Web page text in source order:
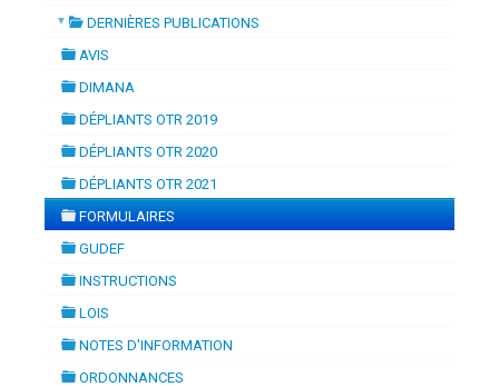
ACTUALITES
Toute l'actualité!
mardi, 14 juillet 2026 10:30
▼ DERNIÈRES PUBLICATIONS
AVIS
DIMANA
DÉPLIANTS OTR 2019
DÉPLIANTS OTR 2020
folder
DÉPLIANTS OTR 2021
folder
FORMULAIRES
GUDEF
INSTRUCTIONS
LOIS
NOTES D'INFORMATION
ORDONNANCES